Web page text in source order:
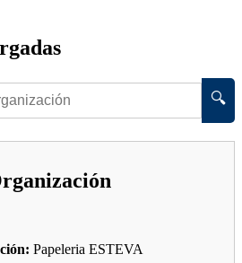
🔍
Papeleria ESTEVA